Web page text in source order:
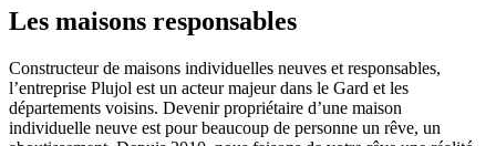
Les maisons responsables
Constructeur de maisons individuelles neuves et responsables,
l’entreprise Plujol est un acteur majeur dans le Gard et les
départements voisins. Devenir propriétaire d’une maison
individuelle neuve est pour beaucoup de personne un rêve, un